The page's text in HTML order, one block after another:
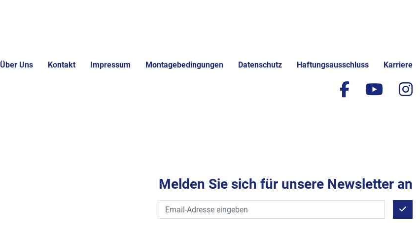
Über Uns Kontakt Impressum Montagebedingungen Datenschutz Haftungsausschluss Karriere
facebook
Melden Sie sich für unsere Newsletter an